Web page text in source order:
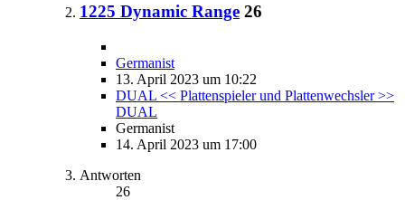
1225 Dynamic Range 26
Germanist
13. April 2023 um 10:22
DUAL << Plattenspieler und Plattenwechsler >>
DUAL
Germanist
14. April 2023 um 17:00
Antworten
26